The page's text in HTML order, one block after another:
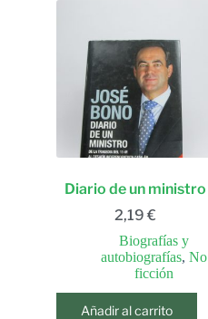
Diario de un ministro
2,19 €
Biografías y
autobiografías, No
ficción
Añadir al carrito